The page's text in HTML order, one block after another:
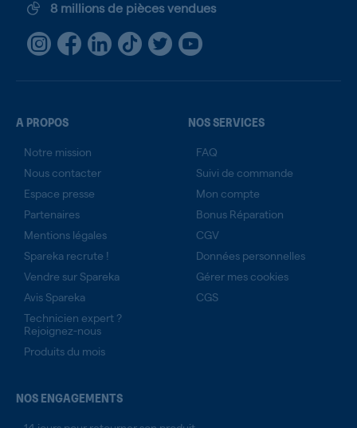
8 millions de pièces vendues
A PROPOS
Notre mission
Nous contacter
Espace presse
Partenaires
Mentions légales
Spareka recrute !
Vendre sur Spareka
Avis Spareka
Technicien expert ?
Rejoignez-nous
Produits du mois
NOS SERVICES
FAQ
Suivi de commande
Mon compte
Bonus Réparation
CGV
Données personnelles
Gérer mes cookies
CGS
NOS ENGAGEMENTS